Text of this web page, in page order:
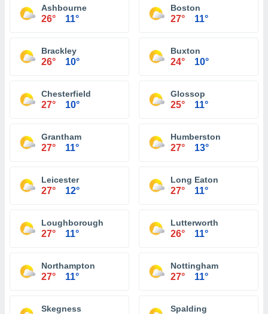
Ashbourne
26° 11°
Boston
27° 11°
Brackley
26° 10°
Buxton
24° 10°
Chesterfield
27° 10°
Glossop
25° 11°
Grantham
27° 11°
Humberston
27° 13°
Leicester
27° 12°
Long Eaton
27° 11°
Loughborough
27° 11°
Lutterworth
26° 11°
Northampton
27° 11°
Nottingham
27° 11°
Skegness Spalding